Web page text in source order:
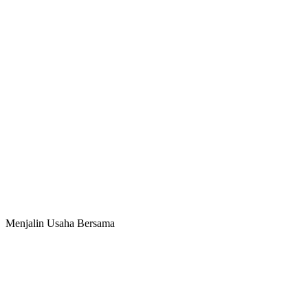
Menjalin Usaha Bersama